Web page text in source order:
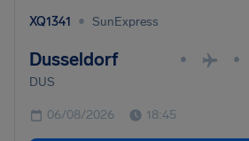
XQ1341 • SunExpress
Dusseldorf • •
DUS
06/08/2026 18:45